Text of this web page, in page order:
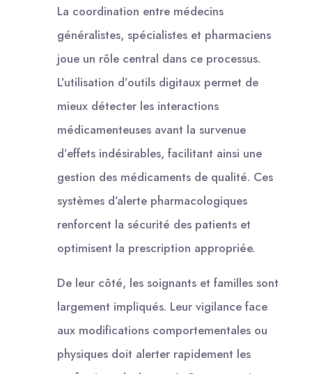
La coordination entre médecins
généralistes, spécialistes et pharmaciens
joue un rôle central dans ce processus.
L’utilisation d’outils digitaux permet de
mieux détecter les interactions
médicamenteuses avant la survenue
d’effets indésirables, facilitant ainsi une
gestion des médicaments de qualité. Ces
systèmes d’alerte pharmacologiques
renforcent la sécurité des patients et
optimisent la prescription appropriée.
De leur côté, les soignants et familles sont
largement impliqués. Leur vigilance face
aux modifications comportementales ou
physiques doit alerter rapidement les